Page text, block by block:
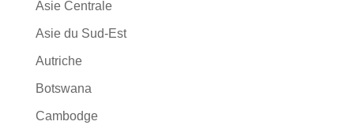
Asie Centrale
Asie du Sud-Est
Autriche
Botswana
Cambodge